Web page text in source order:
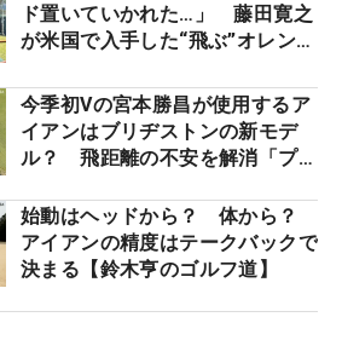
ド置いていかれた…」 藤田寛之
が米国で入手した“飛ぶ”オレンジ
今季初Vの宮本勝昌が使用するア
イアンはブリヂストンの新モデ
ル？ 飛距離の不安を解消「プラ
始動はヘッドから？ 体から？
アイアンの精度はテークバックで
決まる【鈴木亨のゴルフ道】